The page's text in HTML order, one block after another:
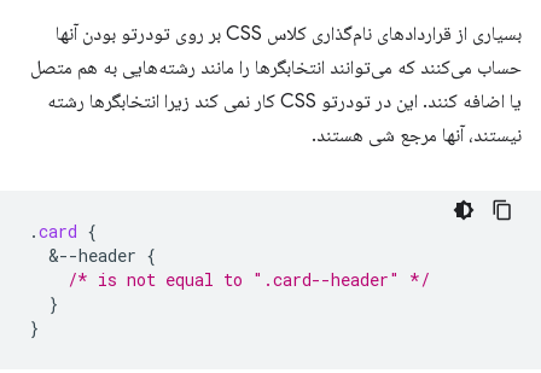
بسیاری از قراردادهای نام‌گذاری کلاس CSS بر روی تودرتو بودن آنها
حساب می‌کنند که می‌توانند انتخابگرها را مانند رشته‌هایی به هم متصل
یا اضافه کنند. این در تودرتو CSS کار نمی کند زیرا انتخابگرها رشته
نیستند، آنها مرجع شی هستند.
.card {
&--header {
/* is not equal to ".card--header" */
}
}